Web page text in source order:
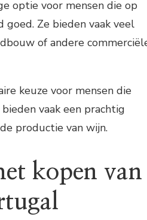
optie voor mensen die op
goed. Ze bieden vaak veel
of andere
keuze voor mensen die
vaak een prachtig
productie van wijn.
kopen van